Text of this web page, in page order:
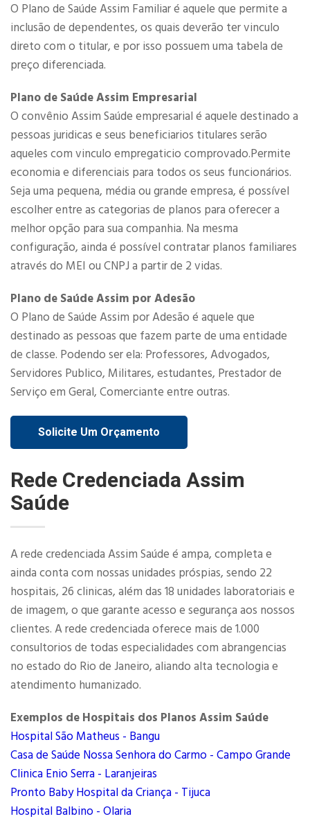
O Plano de Saúde Assim Familiar é aquele que permite a
inclusão de dependentes, os quais deverão ter vinculo
direto com o titular, e por isso possuem uma tabela de
preço diferenciada.
Plano de Saúde Assim Empresarial
O convênio Assim Saúde empresarial é aquele destinado a
pessoas juridicas e seus beneficiarios titulares serão
aqueles com vinculo empregaticio comprovado.Permite
economia e diferenciais para todos os seus funcionários.
Seja uma pequena, média ou grande empresa, é possível
escolher entre as categorias de planos para oferecer a
melhor opção para sua companhia. Na mesma
configuração, ainda é possível contratar planos familiares
através do MEI ou CNPJ a partir de 2 vidas.​
Plano de Saúde Assim por Adesão
O Plano de Saúde Assim por Adesão é aquele que
destinado as pessoas que fazem parte de uma entidade
de classe. Podendo ser ela: Professores, Advogados,
Servidores Publico, Militares, estudantes, Prestador de
Serviço em Geral, Comerciante entre outras.
Solicite Um Orçamento
Rede Credenciada Assim
Saúde
A rede credenciada Assim Saúde é ampa, completa e
ainda conta com nossas unidades próspias, sendo 22
hospitais, 26 clinicas, além das 18 unidades laboratoriais e
de imagem, o que garante acesso e segurança aos nossos
clientes. A rede credenciada oferece mais de 1.000
consultorios de todas especialidades com abrangencias
no estado do Rio de Janeiro, aliando alta tecnologia e
atendimento humanizado.
Exemplos de Hospitais dos Planos Assim Saúde
Hospital São Matheus - Bangu
Casa de Saúde Nossa Senhora do Carmo - Campo Grande
Clinica Enio Serra - Laranjeiras
Pronto Baby Hospital da Criança - Tijuca
Hospital Balbino - Olaria